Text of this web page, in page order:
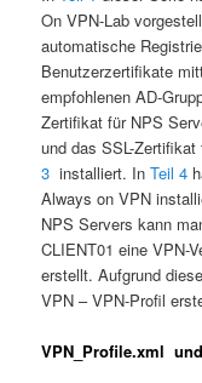
On VPN-Lab
automatische
Benutzerzertifikate
empfohlenen AD-
Zertifikat für NPS
und das SSL-
3 installiert. InTeil 4
Always on VPN
NPS Servers kann
CLIENT01 eine VPN-
erstellt. Aufgrund
VPN – VPN-Profil
VPN_Profile.xml